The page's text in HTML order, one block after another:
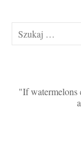
Szukaj:
If watermelons